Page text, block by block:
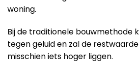
woning.
Bij de traditionele bouwmethode
tegen geluid en zal de
misschien iets hoger liggen.